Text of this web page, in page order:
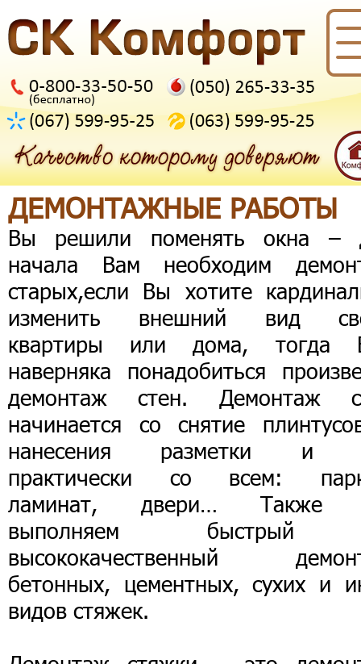
ДЕМОНТАЖНЫЕ РАБОТЫ
Вы решили поменять окна –
начала Вам необходим
старых,если Вы хотите
изменить внешний вид
квартиры или дома, тогда
наверняка понадобиться
демонтаж стен. Демонтаж
начинается со снятие
нанесения разметки и
практически со всем:
ламинат, двери… Также
выполняем
высококачественный
бетонных, цементных, сухих и
видов стяжек.